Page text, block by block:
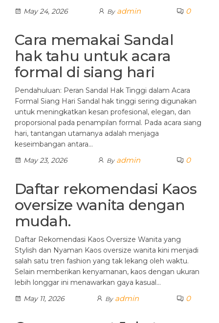
May 24, 2026
By admin 0
Cara memakai Sandal
hak tahu untuk acara
formal di siang hari
Pendahuluan: Peran Sandal Hak Tinggi dalam Acara
Formal Siang Hari Sandal hak tinggi sering digunakan
untuk meningkatkan kesan profesional, elegan, dan
proporsional pada penampilan formal. Pada acara siang
hari, tantangan utamanya adalah menjaga
keseimbangan antara…
May 23, 2026
By admin 0
Daftar rekomendasi Kaos
oversize wanita dengan
mudah.
Daftar Rekomendasi Kaos Oversize Wanita yang
Stylish dan Nyaman Kaos oversize wanita kini menjadi
salah satu tren fashion yang tak lekang oleh waktu.
Selain memberikan kenyamanan, kaos dengan ukuran
lebih longgar ini menawarkan gaya kasual…
May 11, 2026
By admin 0